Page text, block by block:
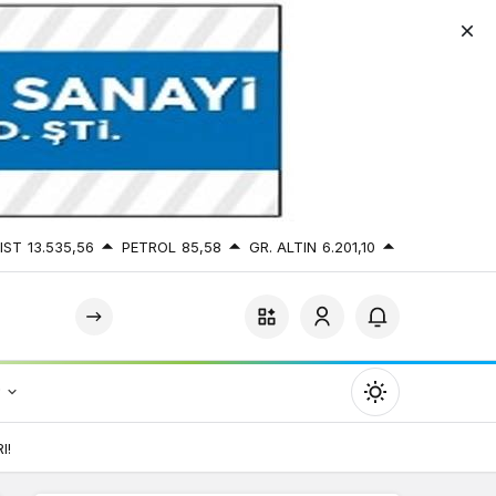
13.535,56 PETROL 85,58 GR. ALTIN 6.201,10
Mod
değiştir